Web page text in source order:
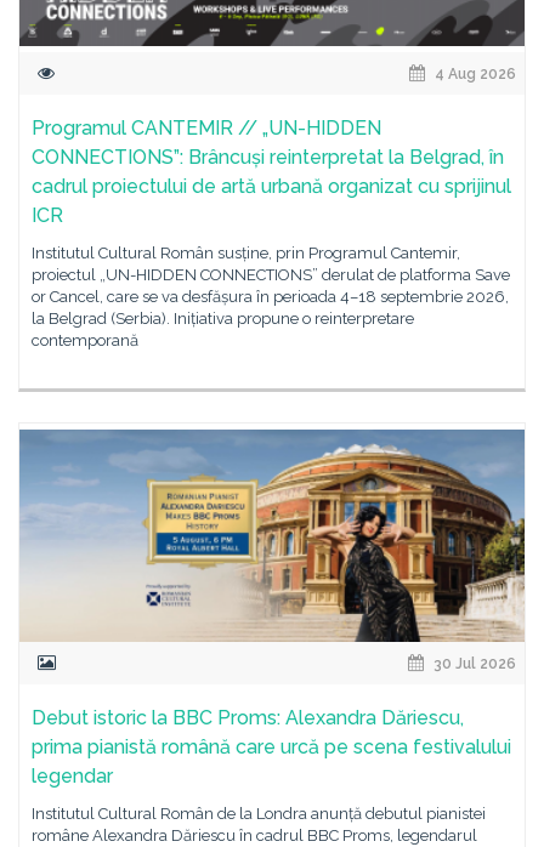
4 Aug 2026
Programul CANTEMIR // „UN-HIDDEN
CONNECTIONS”: Brâncuși reinterpretat la Belgrad, în
cadrul proiectului de artă urbană organizat cu sprijinul
ICR
Institutul Cultural Român susține, prin Programul Cantemir,
proiectul „UN-HIDDEN CONNECTIONS” derulat de platforma Save
or Cancel, care se va desfășura în perioada 4–18 septembrie 2026,
la Belgrad (Serbia). Inițiativa propune o reinterpretare
contemporană
30 Jul 2026
Debut istoric la BBC Proms: Alexandra Dăriescu,
prima pianistă română care urcă pe scena festivalului
legendar
Institutul Cultural Român de la Londra anunță debutul pianistei
române Alexandra Dăriescu în cadrul BBC Proms, legendarul